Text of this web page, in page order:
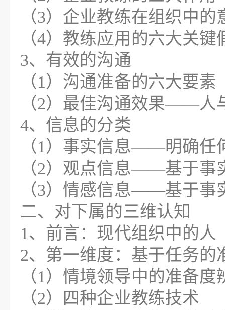
（3）企业教练在组织中的
（4）教练应用的六大关键
3、有效的沟通
（1）沟通准备的六大要素
（2）最佳沟通效果——人
4、信息的分类
（1）事实信息——明确任
（2）观点信息——基于事
（3）情感信息——基于事
二、对下属的三维认知
1、前言：现代组织中的人
2、第一维度：基于任务的
（1）情境领导中的准备度
（2）四种企业教练技术